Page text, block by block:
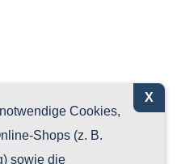
Cookies,
Shops (z. B.
sowie die
X